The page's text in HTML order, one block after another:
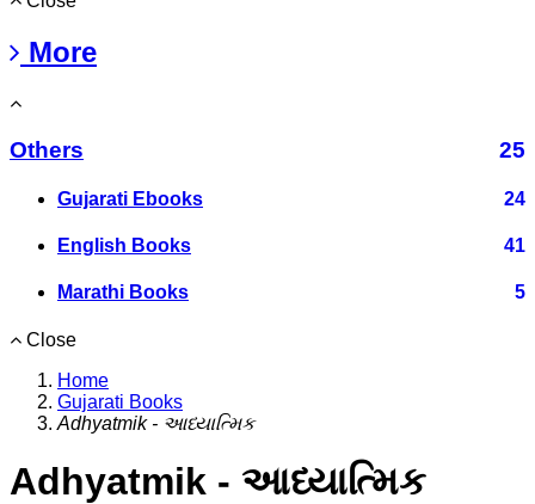
More
Others 25
Gujarati Ebooks 24
English Books 41
Marathi Books 5
Close
Home
Gujarati Books
Adhyatmik - આધ્યાત્મિક
Adhyatmik - આધ્યાત્મિક